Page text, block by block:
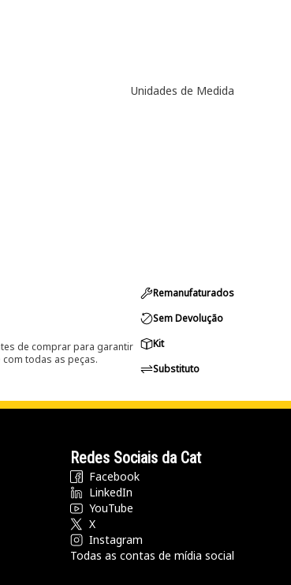
Unidades de Medida
de comprar para garantir
todas as peças.
Remanufaturados
Sem Devolução
Kit
Substituto
Redes Sociais da Cat
Facebook
LinkedIn
YouTube
X
Instagram
Todas as contas de mídia social